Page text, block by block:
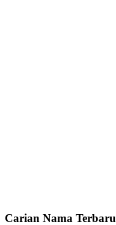
Carian Nama Terbaru